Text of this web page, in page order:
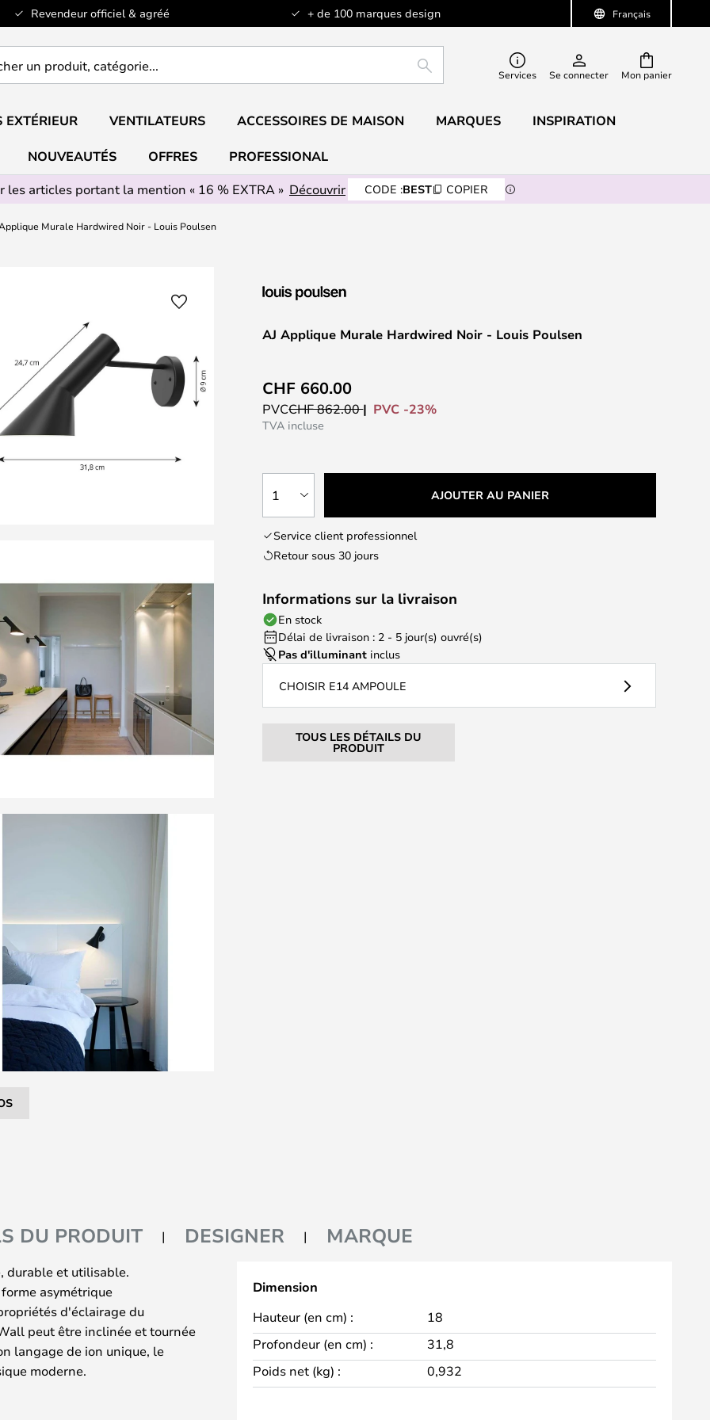
Français
Revendeur officiel & agréé + de 100 marques design
Mon panier
RECHERCHERServices Se connecter
EXTÉRIEUR VENTILATEURS ACCESSOIRES DE MAISON MARQUES INSPIRATION
NOUVEAUTÉS OFFRES
PROFESSIONAL
les articles portant la mention « 16 % EXTRA » Découvrir CODE :BEST COPIER
Murale Hardwired Noir - Louis Poulsen
AJ Applique Murale Hardwired Noir - Louis Poulsen
CHF 660.00
PVCCHF 862.00 PVC -23%
TVA incluse
1 AJOUTER AU PANIER
Service client professionnel
Retour sous 30 jours
Informations sur la livraison
En stock
Délai de livraison : 2 - 5 jour(s) ouvré(s)
Pas d'illuminant inclus
CHOISIR E14 AMPOULE
TOUS LES DÉTAILS DU
PRODUIT
DU PRODUIT DESIGNER MARQUE
durable et utilisable.
asymétrique
d'éclairage du
peut être inclinée et tournée
langage de ion unique, le
moderne.
dans le monde entier,
Dimension
Hauteur (en cm) :
18
Profondeur (en cm) :
31,8
Poids net (kg) :
0,932